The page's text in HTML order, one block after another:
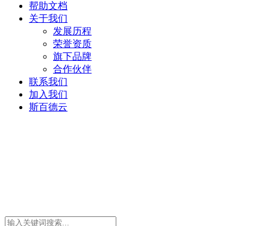
帮助文档
关于我们
发展历程
荣誉资质
旗下品牌
合作伙伴
联系我们
加入我们
斯百德云